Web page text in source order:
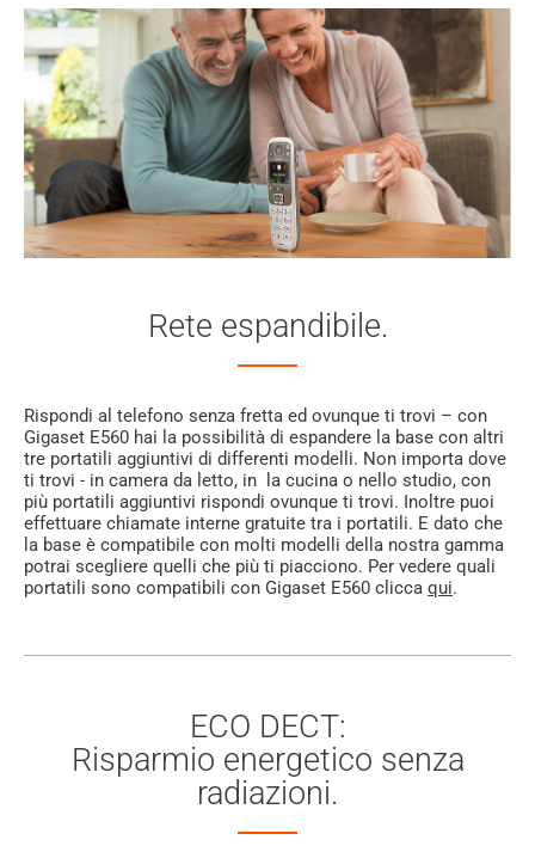
Rete espandibile.
Rispondi al telefono senza fretta ed ovunque ti trovi – con
Gigaset E560 hai la possibilità di espandere la base con altri
tre portatili aggiuntivi di differenti modelli. Non importa dove
ti trovi - in camera da letto, in la cucina o nello studio, con
più portatili aggiuntivi rispondi ovunque ti trovi. Inoltre puoi
effettuare chiamate interne gratuite tra i portatili. E dato che
la base è compatibile con molti modelli della nostra gamma
potrai scegliere quelli che più ti piacciono. Per vedere quali
portatili sono compatibili con Gigaset E560 clicca qui.
ECO DECT:
Risparmio energetico senza
radiazioni.